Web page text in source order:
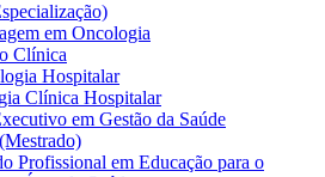
em Oncologia
Clínica
Hospitalar
Clínica Hospitalar
em Gestão da Saúde
Profissional em Educação para o